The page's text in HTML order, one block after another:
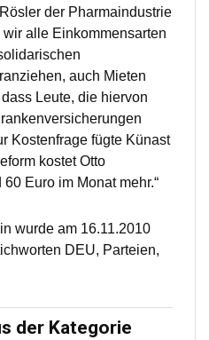
der Pharmaindustrie
alle Einkommensarten
auch Mieten
Leute, die hiervon
Kostenfrage fügte Künast
kostet Otto
Euro im Monat mehr.“
wurde am 16.11.2010
DEU, Parteien,
der Kategorie